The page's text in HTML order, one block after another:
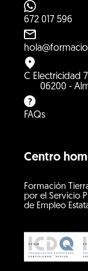
Centro
Formación
por el Servicio
de Empleo
672 017 596
C Electricidad
06200 -
FAQs